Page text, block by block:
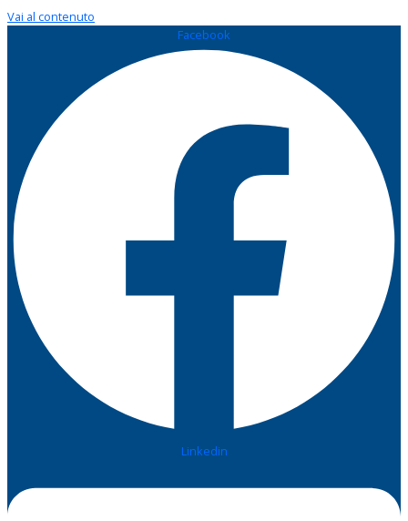
Vai al contenuto
Facebook
Linkedin